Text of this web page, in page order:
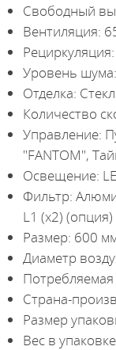
Свободный
Вентиляция:
Уровень
Отделка:
Количество
Управление:
"FANTOM",
Освещение:
Фильтр:
L1 (х2) (опция)
Размер: 600
Диаметр
Страна-
Размер
Вес в